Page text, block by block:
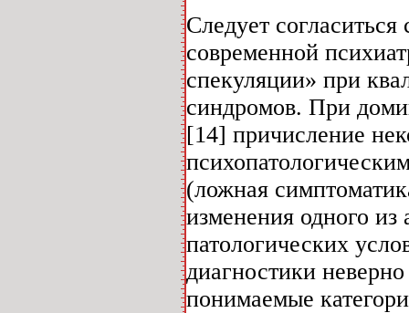
Следует
современной
спекуляции» при
синдромов. При
[14] причисление
(ложная
изменения одного из
патологических
диагностики
понимаемые